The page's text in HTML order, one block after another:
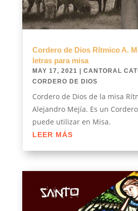
Cordero de Dios Rítmico A.
letras para misa
MAY 17, 2021 | CANTORAL
CORDERO DE DIOS
Cordero de Dios de la misa
Alejandro Mejía. Es un
puede utilizar en Misa.
LEER MÁS